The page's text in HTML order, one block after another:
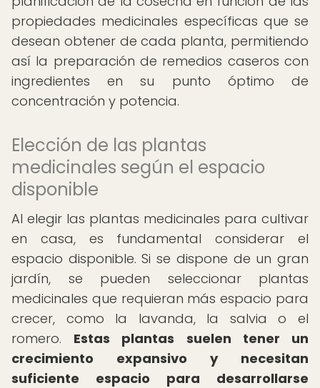
propiedades medicinales específicas que se
desean obtener de cada planta, permitiendo
así la preparación de remedios caseros con
ingredientes en su punto óptimo de
concentración y potencia.
Elección de las plantas
medicinales según el espacio
disponible
Al elegir las plantas medicinales para cultivar
en casa, es fundamental considerar el
espacio disponible. Si se dispone de un gran
jardín, se pueden seleccionar plantas
medicinales que requieran más espacio para
crecer, como la lavanda, la salvia o el
romero. Estas plantas suelen tener un
crecimiento expansivo y necesitan
suficiente espacio para desarrollarse